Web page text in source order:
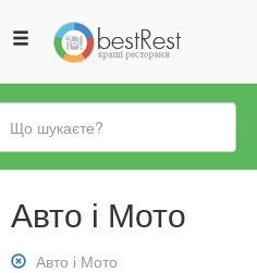
Ви
єАвто і Мото
Зняти
Авто і Мото